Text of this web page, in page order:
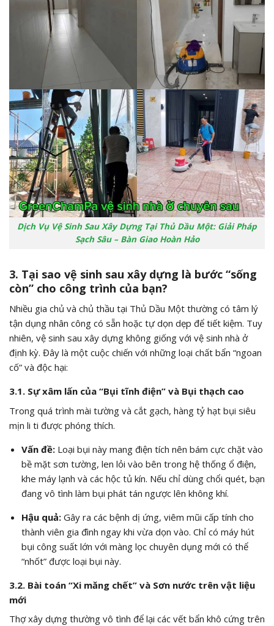
Dịch Vụ Vệ Sinh Sau Xây Dựng Tại Thủ Dầu Một: Giải Pháp
Sạch Sâu – Bàn Giao Hoàn Hảo
3. Tại sao vệ sinh sau xây dựng là bước “sống
còn” cho công trình của bạn?
Nhiều gia chủ và chủ thầu tại Thủ Dầu Một thường có tâm lý
tận dụng nhân công có sẵn hoặc tự dọn dẹp để tiết kiệm. Tuy
nhiên, vệ sinh sau xây dựng không giống với vệ sinh nhà ở
định kỳ. Đây là một cuộc chiến với những loại chất bẩn “ngoan
cố” và độc hại:
3.1. Sự xâm lấn của “Bụi tĩnh điện” và Bụi thạch cao
Trong quá trình mài tường và cắt gạch, hàng tỷ hạt bụi siêu
mịn li ti được phóng thích.
Vấn đề:Loại bụi này mang điện tích nên bám cực chặt vào
bề mặt sơn tường, len lỏi vào bên trong hệ thống ổ điện,
khe máy lạnh và các hộc tủ kín. Nếu chỉ dùng chổi quét, bạn
đang vô tình làm bụi phát tán ngược lên không khí.
Hậu quả:Gây ra các bệnh dị ứng, viêm mũi cấp tính cho
thành viên gia đình ngay khi vừa dọn vào. Chỉ có máy hút
bụi công suất lớn với màng lọc chuyên dụng mới có thể
“nhốt” được loại bụi này.
3.2. Bài toán “Xi măng chết” và Sơn nước trên vật liệu
mới
Thợ xây dựng thường vô tình để lại các vết bẩn khô cứng trên